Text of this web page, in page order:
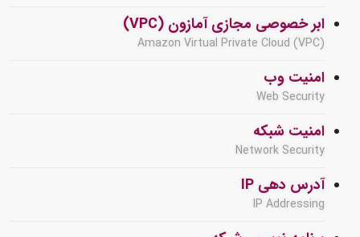
ابر خصوصی مجازی آمازون (VPC)
Amazon Virtual Private Cloud (VPC)
امنیت وب
Web Security
امنیت شبکه
Network Security
آدرس دهی IP
IP Addressing